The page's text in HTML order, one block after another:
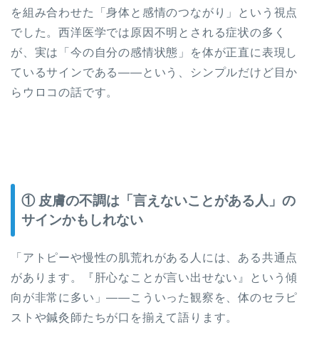
を組み合わせた「身体と感情のつながり」という視点
でした。西洋医学では原因不明とされる症状の多く
が、実は「今の自分の感情状態」を体が正直に表現し
ているサインである——という、シンプルだけど目か
らウロコの話です。
① 皮膚の不調は「言えないことがある人」の
サインかもしれない
「アトピーや慢性の肌荒れがある人には、ある共通点
があります。『肝心なことが言い出せない』という傾
向が非常に多い」——こういった観察を、体のセラピ
ストや鍼灸師たちが口を揃えて語ります。